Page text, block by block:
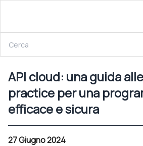
API cloud: una guida
practice per una
efficace e sicura
27 Giugno 2024